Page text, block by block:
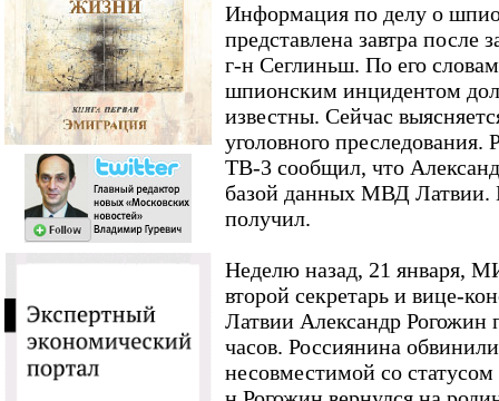
Информация по делу о
представлена завтра после
г-н Сеглиньш. По его
шпионским инцидентом
известны. Сейчас
уголовного преследования.
ТВ-3 сообщил, что
базой данных МВД Латвии.
получил.
Неделю назад, 21 января,
второй секретарь и вице-
Латвии Александр Рогожин
часов. Россиянина
несовместимой со